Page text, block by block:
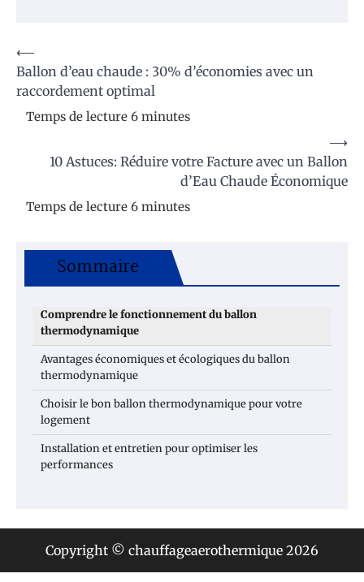
Navigation
de
l’article
⟵
Ballon d’eau chaude : 30% d’économies avec un
raccordement optimal
10 Astuces: Réduire votre Facture avec un Ballon
d’Eau Chaude Économique
⟶
Sommaire
Comprendre le fonctionnement du ballon
thermodynamique
Avantages économiques et écologiques du ballon
thermodynamique
Choisir le bon ballon thermodynamique pour votre
logement
Installation et entretien pour optimiser les
performances
Copyright © chauffageaerothermique 2026